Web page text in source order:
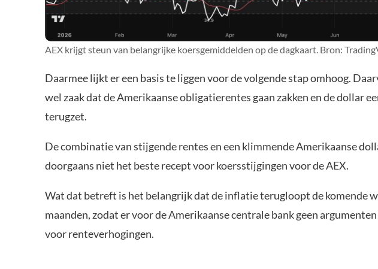
AEX krijgt steun van belangrijke koersgemiddelden op de dagkaart. Bron:
Daarmee lijkt er een basis te liggen voor de volgende stap omhoog.
wel zaak dat de Amerikaanse obligatierentes gaan zakken en de dollar
terugzet.
De combinatie van stijgende rentes en een klimmende Amerikaanse
doorgaans niet het beste recept voor koersstijgingen voor de AEX.
Wat dat betreft is het belangrijk dat de inflatie terugloopt de komende
maanden, zodat er voor de Amerikaanse centrale bank geen
voor renteverhogingen.